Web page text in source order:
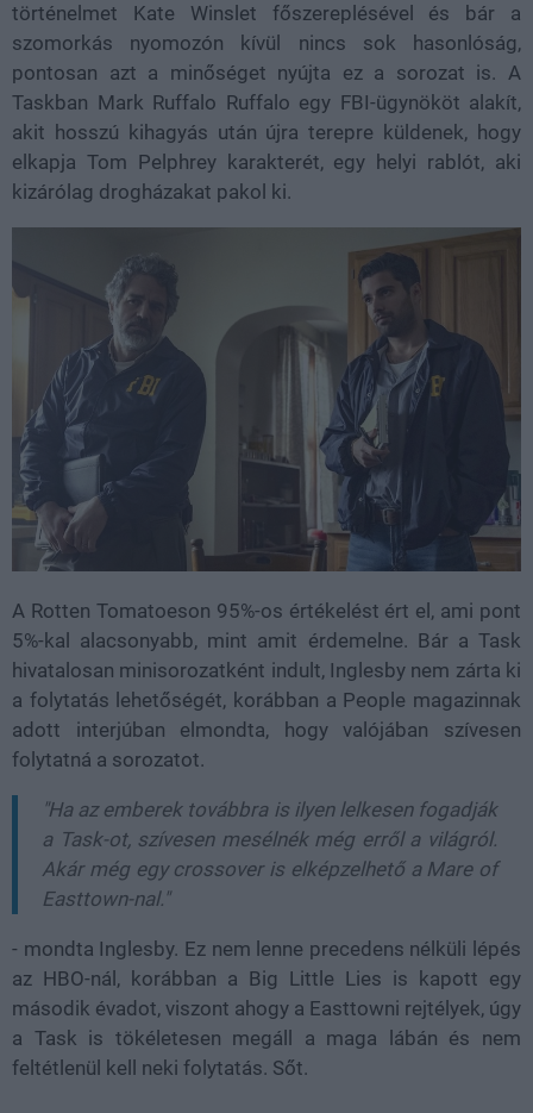
történelmet Kate Winslet főszereplésével és bár a
szomorkás nyomozón kívül nincs sok hasonlóság,
pontosan azt a minőséget nyújta ez a sorozat is. A
Taskban Mark Ruffalo Ruffalo egy FBI-ügynököt alakít,
akit hosszú kihagyás után újra terepre küldenek, hogy
elkapja Tom Pelphrey karakterét, egy helyi rablót, aki
kizárólag drogházakat pakol ki.
A Rotten Tomatoeson 95%-os értékelést ért el, ami pont
5%-kal alacsonyabb, mint amit érdemelne. Bár a Task
hivatalosan minisorozatként indult, Inglesby nem zárta ki
a folytatás lehetőségét, korábban a People magazinnak
adott interjúban elmondta, hogy valójában szívesen
folytatná a sorozatot.
"Ha az emberek továbbra is ilyen lelkesen fogadják
a Task-ot, szívesen mesélnék még erről a világról.
Akár még egy crossover is elképzelhető a Mare of
Easttown-nal."
- mondta Inglesby. Ez nem lenne precedens nélküli lépés
az HBO-nál, korábban a Big Little Lies is kapott egy
második évadot, viszont ahogy a Easttowni rejtélyek, úgy
a Task is tökéletesen megáll a maga lábán és nem
feltétlenül kell neki folytatás. Sőt.